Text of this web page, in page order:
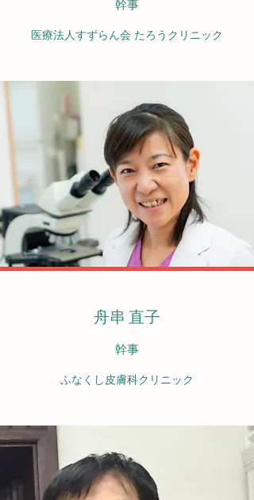
​​幹事
医療法人すずらん会 たろうクリニック
舟串 直子
​幹事
ふなくし皮膚科クリニック